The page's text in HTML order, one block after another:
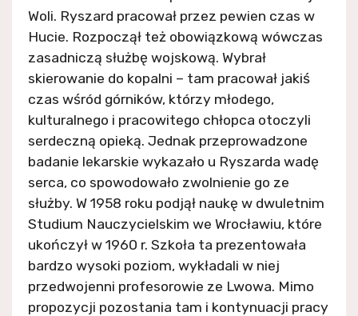
Woli. Ryszard pracował przez pewien czas w
Hucie. Rozpoczął też obowiązkową wówczas
zasadniczą służbę wojskową. Wybrał
skierowanie do kopalni – tam pracował jakiś
czas wśród górników, którzy młodego,
kulturalnego i pracowitego chłopca otoczyli
serdeczną opieką. Jednak przeprowadzone
badanie lekarskie wykazało u Ryszarda wadę
serca, co spowodowało zwolnienie go ze
służby. W 1958 roku podjął naukę w dwuletnim
Studium Nauczycielskim we Wrocławiu, które
ukończył w 1960 r. Szkoła ta prezentowała
bardzo wysoki poziom, wykładali w niej
przedwojenni profesorowie ze Lwowa. Mimo
propozycji pozostania tam i kontynuacji pracy